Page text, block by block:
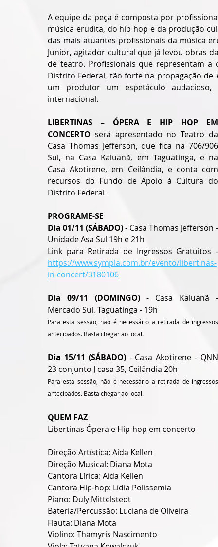
A equipe da peça é composta por
música erudita, do hip hop e da produção
das mais atuantes profissionais da música
Junior, agitador cultural que já levou obras
de teatro. Profissionais que representam
Distrito Federal, tão forte na propagação
um produtor um espetáculo
internacional.
LIBERTINAS – ÓPERA E HIP HOP EM
CONCERTO será apresentado no Teatro da
Casa Thomas Jefferson, que fica na 706/906
Sul, na Casa Kaluanã, em Taguatinga, e na
Casa Akotirene, em Ceilândia, e conta com
recursos do Fundo de Apoio à Cultura do
Distrito Federal.
PROGRAME-SE
Dia 01/11 (SÁBADO) - Casa Thomas Jefferson -
Unidade Asa Sul 19h e 21h
https://www.sympla.com.br/evento/libertinas-
in-concert/3180106
Dia 09/11 (DOMINGO) - Casa Kaluanã -
Mercado Sul, Taguatinga - 19h
Para esta sessão, não é necessário a retirada de ingressos
antecipados. Basta chegar ao local.
Dia 15/11 (SÁBADO) - Casa Akotirene - QNN
23 conjunto J casa 35, Ceilândia 20h
Para esta sessão, não é necessário a retirada de ingressos
antecipados. Basta chegar ao local.
QUEM FAZ
Libertinas Ópera e Hip-hop em concerto
Direção Artística: Aida Kellen
Direção Musical: Diana Mota
Cantora Lírica: Aida Kellen
Cantora Hip-hop: Lídia Polissemia
Piano: Duly Mittelstedt
Bateria/Percussão: Luciana de Oliveira
Flauta: Diana Mota
Violino: Thamyris Nascimento